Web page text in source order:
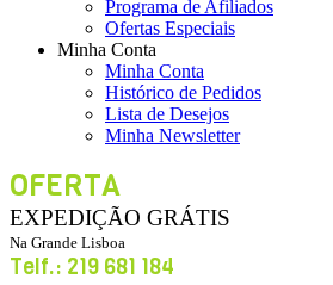
Programa de Afiliados
Ofertas Especiais
Minha Conta
Minha Conta
Histórico de Pedidos
Lista de Desejos
Minha Newsletter
OFERTA
EXPEDIÇÃO GRÁTIS
Na Grande Lisboa
Telf.: 219 681 184